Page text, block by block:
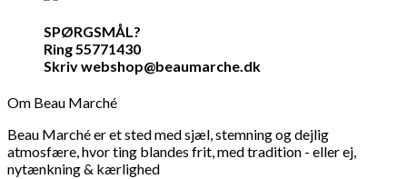
SPØRGSMÅL?
Ring 55771430
Skriv webshop@beaumarche.dk
Om Beau Marché
Beau Marché er et sted med sjæl, stemning og dejlig
atmosfære, hvor ting blandes frit, med tradition - eller ej,
nytænkning & kærlighed